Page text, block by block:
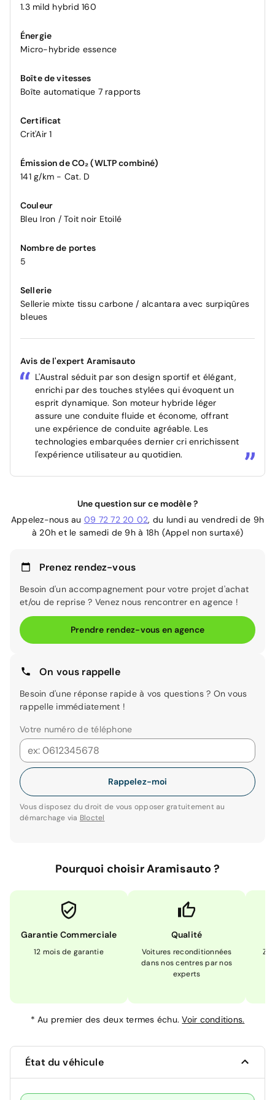
1.3 mild hybrid 160
Énergie
Micro-hybride essence
Boîte de vitesses
Boîte automatique 7 rapports
Certificat
Crit'Air 1
Émission de CO₂ (WLTP combiné)
141 g/km - Cat. D
Couleur
Bleu Iron / Toit noir Etoilé
Nombre de portes
5
Sellerie
Sellerie mixte tissu carbone / alcantara avec surpiqûres
bleues
Avis de l'expert Aramisauto
L'Austral séduit par son design sportif et élégant,
enrichi par des touches stylées qui évoquent un
esprit dynamique. Son moteur hybride léger
assure une conduite fluide et économe, offrant
une expérience de conduite agréable. Les
technologies embarquées dernier cri enrichissent
l'expérience utilisateur au quotidien.
Une question sur ce modèle ?
Appelez-nous au 09 72 72 20 02, du lundi au vendredi de 9h
à 20h et le samedi de 9h à 18h (Appel non surtaxé)
Prenez rendez-vous
Besoin d'un accompagnement pour votre projet d'achat
et/ou de reprise ? Venez nous rencontrer en agence !
Prendre rendez-vous en agence
On vous rappelle
Besoin d'une réponse rapide à vos questions ? On vous
rappelle immédiatement !
Votre numéro de téléphone
Rappelez-moi
Vous disposez du droit de vous opposer gratuitement au
démarchage via Bloctel
Pourquoi choisir Aramisauto ?
Garantie Commerciale
12 mois de garantie
Qualité
Voitures reconditionnées
dans nos centres par nos
experts
*Au premier des deux termes échu.Voir conditions.
État du véhicule